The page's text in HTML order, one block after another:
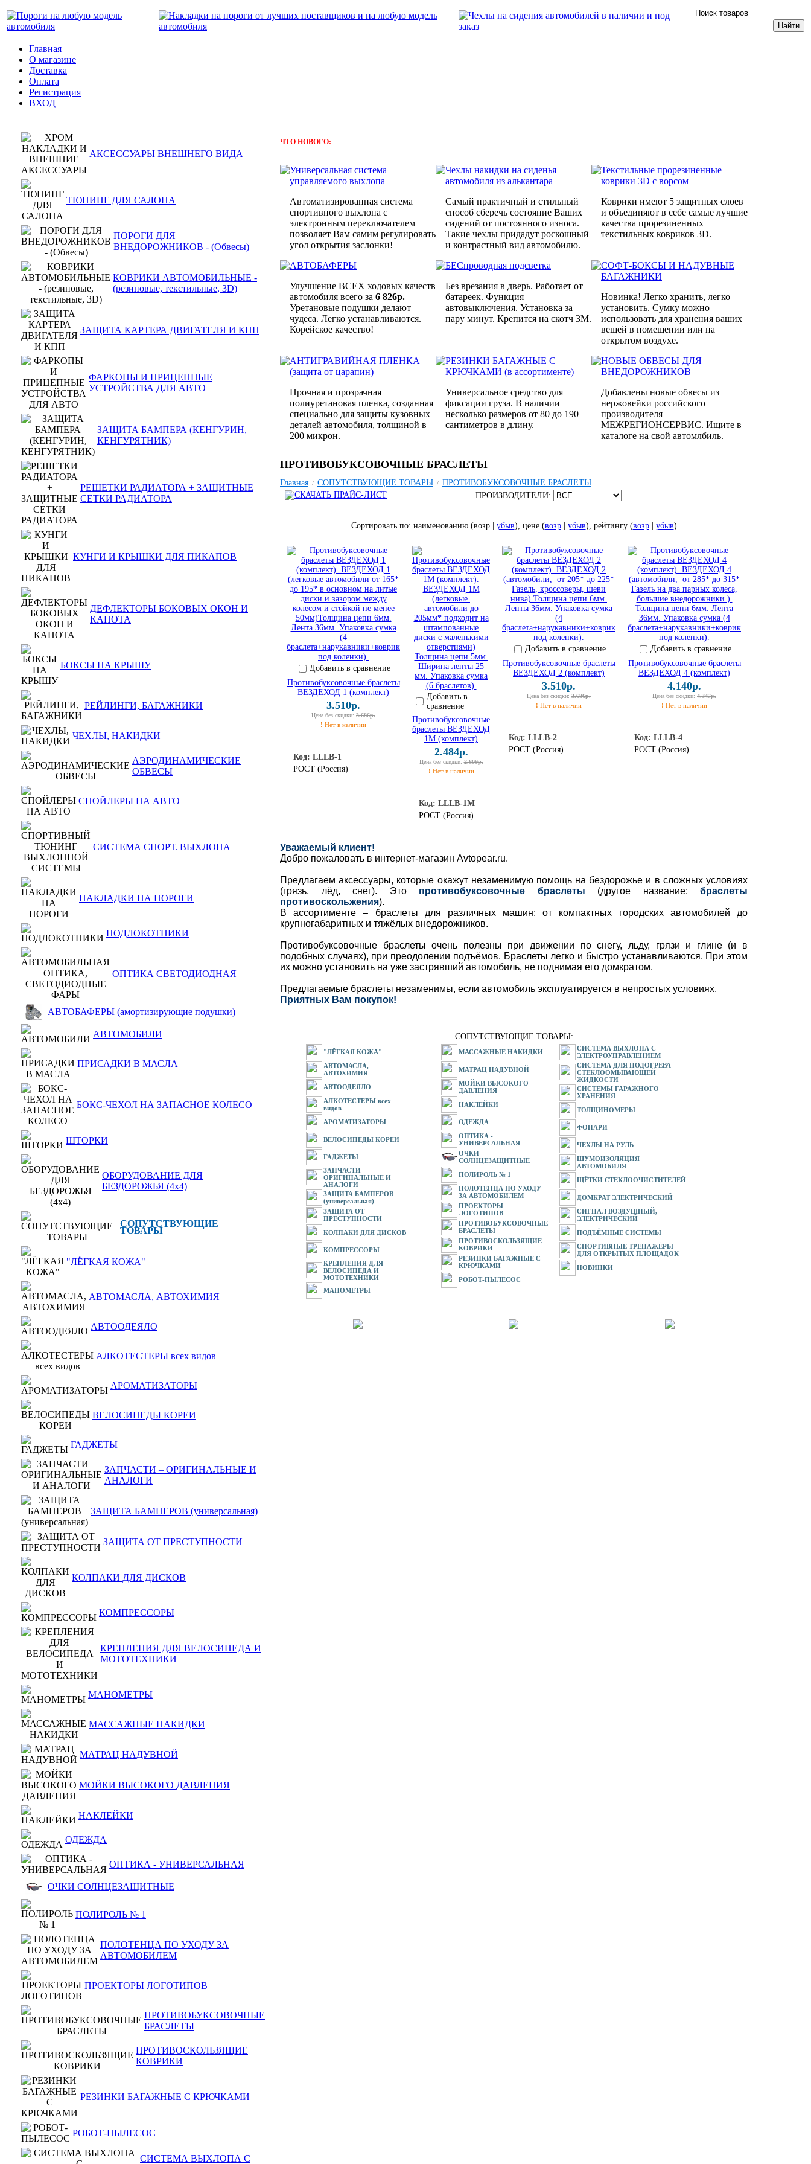
Главная
О магазине
Доставка
Оплата
Регистрация
ВХОД
АКСЕССУАРЫ ВНЕШНЕГО ВИДА
ТЮНИНГ ДЛЯ САЛОНА
ПОРОГИ ДЛЯ
ВНЕДОРОЖНИКОВ - (Обвесы)
КОВРИКИ АВТОМОБИЛЬНЫЕ -
(резиновые, текстильные, 3D)
ЗАЩИТА КАРТЕРА ДВИГАТЕЛЯ И КПП
ФАРКОПЫ И ПРИЦЕПНЫЕ
УСТРОЙСТВА ДЛЯ АВТО
ЗАЩИТА БАМПЕРА (КЕНГУРИН,
КЕНГУРЯТНИК)
РЕШЕТКИ РАДИАТОРА + ЗАЩИТНЫЕ
СЕТКИ РАДИАТОРА
КУНГИ И КРЫШКИ ДЛЯ ПИКАПОВ
ДЕФЛЕКТОРЫ БОКОВЫХ ОКОН И
КАПОТА
БОКСЫ НА КРЫШУ
РЕЙЛИНГИ, БАГАЖНИКИ
ЧЕХЛЫ, НАКИДКИ
АЭРОДИНАМИЧЕСКИЕ
ОБВЕСЫ
СПОЙЛЕРЫ НА АВТО
СИСТЕМА СПОРТ. ВЫХЛОПА
НАКЛАДКИ НА ПОРОГИ
ПОДЛОКОТНИКИ
ОПТИКА СВЕТОДИОДНАЯ
АВТОБАФЕРЫ (амортизирующие подушки)
АВТОМОБИЛИ
ПРИСАДКИ В МАСЛА
БОКС-ЧЕХОЛ НА ЗАПАСНОЕ КОЛЕСО
ШТОРКИ
ОБОРУДОВАНИЕ ДЛЯ
БЕЗДОРОЖЬЯ (4x4)
СОПУТСТВУЮЩИЕ
ТОВАРЫ
"ЛЁГКАЯ КОЖА"
АВТОМАСЛА, АВТОХИМИЯ
АВТООДЕЯЛО
АЛКОТЕСТЕРЫ всех видов
АРОМАТИЗАТОРЫ
ВЕЛОСИПЕДЫ КОРЕИ
ГАДЖЕТЫ
ЗАПЧАСТИ – ОРИГИНАЛЬНЫЕ И
АНАЛОГИ
ЗАЩИТА БАМПЕРОВ (универсальная)
ЗАЩИТА ОТ ПРЕСТУПНОСТИ
КОЛПАКИ ДЛЯ ДИСКОВ
КОМПРЕССОРЫ
КРЕПЛЕНИЯ ДЛЯ ВЕЛОСИПЕДА И
МОТОТЕХНИКИ
МАНОМЕТРЫ
МАССАЖНЫЕ НАКИДКИ
МАТРАЦ НАДУВНОЙ
МОЙКИ ВЫСОКОГО ДАВЛЕНИЯ
НАКЛЕЙКИ
ОДЕЖДА
ОПТИКА - УНИВЕРСАЛЬНАЯ
ОЧКИ СОЛНЦЕЗАЩИТНЫЕ
ПОЛИРОЛЬ № 1
ПОЛОТЕНЦА ПО УХОДУ ЗА
АВТОМОБИЛЕМ
ПРОЕКТОРЫ ЛОГОТИПОВ
ПРОТИВОБУКСОВОЧНЫЕ
БРАСЛЕТЫ
ПРОТИВОСКОЛЬЗЯЩИЕ
КОВРИКИ
РЕЗИНКИ БАГАЖНЫЕ С КРЮЧКАМИ
РОБОТ-ПЫЛЕСОС
СИСТЕМА ВЫХЛОПА С
ЧТО НОВОГО:
Универсальная система
управляемого выхлопа
Автоматизированная система
спортивного выхлопа с
электронным переключателем
позволяет Вам самим регулировать
угол открытия заслонки!
Чехлы накидки на сиденья
автомобиля из алькантара
Самый практичный и стильный
способ сберечь состояние Ваших
сидений от постоянного износа.
Такие чехлы придадут роскошный
и контрастный вид автомобилю.
Текстильные прорезиненные
коврики 3D с ворсом
Коврики имеют 5 защитных слоев
и объединяют в себе самые лучшие
качества прорезиненных
текстильных ковриков 3D.
АВТОБАФЕРЫ
Улучшение ВСЕХ ходовых качеств
автомобиля всего за 6 826р.
Уретановые подушки делают
чудеса. Легко устанавливаются.
Корейское качество!
БЕСпроводная подсветка
Без врезания в дверь. Работает от
батареек. Функция
автовыключения. Установка за
пару минут. Крепится на скотч 3M.
СОФТ-БОКСЫ И НАДУВНЫЕ
БАГАЖНИКИ
Новинка! Легко хранить, легко
установить. Сумку можно
использовать для хранения ваших
вещей в помещении или на
открытом воздухе.
АНТИГРАВИЙНАЯ ПЛЕНКА
(защита от царапин)
Прочная и прозрачная
полиуретановая пленка, созданная
специально для защиты кузовных
деталей автомобиля, толщиной в
200 микрон.
РЕЗИНКИ БАГАЖНЫЕ С
КРЮЧКАМИ (в ассортименте)
Универсальное средство для
фиксации груза. В наличии
несколько размеров от 80 до 190
сантиметров в длину.
НОВЫЕ ОБВЕСЫ ДЛЯ
ВНЕДОРОЖНИКОВ
Добавлены новые обвесы из
нержовейки российского
производителя
МЕЖРЕГИОНСЕРВИС. Ищите в
каталоге на свой автомлбиль.
ПРОТИВОБУКСОВОЧНЫЕ БРАСЛЕТЫ
Главная / СОПУТСТВУЮЩИЕ ТОВАРЫ / ПРОТИВОБУКСОВОЧНЫЕ БРАСЛЕТЫ
ПРОИЗВОДИТЕЛИ:
Сортировать по: наименованию (возр | убыв), цене (возр| убыв), рейтингу (возр| убыв)
Добавить в сравнение
Противобуксовочные браслеты
ВЕЗДЕХОД 1 (комплект)
3.510р.
Цена без скидки: 3.686р.
! Нет в наличии
Код: LLLВ-1
РОСТ (Россия)
Добавить в
сравнение
Противобуксовочные
браслеты ВЕЗДЕХОД
1М (комплект)
2.484р.
Цена без скидки:2.609р.
! Нет в наличии
Код: LLLВ-1М
РОСТ (Россия)
Добавить в сравнение
Противобуксовочные браслеты
ВЕЗДЕХОД 2 (комплект)
3.510р.
Цена без скидки: 3.686р.
! Нет в наличии
Код: LLLB-2
РОСТ (Россия)
Добавить в сравнение
Противобуксовочные браслеты
ВЕЗДЕХОД 4 (комплект)
4.140р.
Цена без скидки: 4.347р.
! Нет в наличии
Код: LLLВ-4
РОСТ (Россия)
Уважаемый клиент!
Добро пожаловать в интернет-магазин Avtopear.ru.
Предлагаем аксессуары, которые окажут незаменимую помощь на бездорожье и в сложных условиях
(грязь, лёд, снег). Это противобуксовочные браслеты (другое название: браслеты
противоскольжения).
В ассортименте – браслеты для различных машин: от компактных городских автомобилей до
крупногабаритных и тяжёлых внедорожников.
Противобуксовочные браслеты очень полезны при движении по снегу, льду, грязи и глине (и в
подобных случаях), при преодолении подъёмов. Браслеты легко и быстро устанавливаются. При этом
их можно установить на уже застрявший автомобиль, не поднимая его домкратом.
Предлагаемые браслеты незаменимы, если автомобиль эксплуатируется в непростых условиях.
Приятных Вам покупок!
СОПУТСТВУЮЩИЕ ТОВАРЫ:
"ЛЁГКАЯ КОЖА"
АВТОМАСЛА,
АВТОХИМИЯ
АВТООДЕЯЛО
АЛКОТЕСТЕРЫ всех
видов
АРОМАТИЗАТОРЫ
ВЕЛОСИПЕДЫ КОРЕИ
ГАДЖЕТЫ
ЗАПЧАСТИ –
ОРИГИНАЛЬНЫЕ И
АНАЛОГИ
ЗАЩИТА БАМПЕРОВ
(универсальная)
ЗАЩИТА ОТ
ПРЕСТУПНОСТИ
КОЛПАКИ ДЛЯ ДИСКОВ
КОМПРЕССОРЫ
КРЕПЛЕНИЯ ДЛЯ
ВЕЛОСИПЕДА И
МОТОТЕХНИКИ
МАНОМЕТРЫ
МАССАЖНЫЕ НАКИДКИ
МАТРАЦ НАДУВНОЙ
МОЙКИ ВЫСОКОГО
ДАВЛЕНИЯ
НАКЛЕЙКИ
ОДЕЖДА
ОПТИКА -
УНИВЕРСАЛЬНАЯ
ОЧКИ
СОЛНЦЕЗАЩИТНЫЕ
ПОЛИРОЛЬ № 1
ПОЛОТЕНЦА ПО УХОДУ
ЗА АВТОМОБИЛЕМ
ПРОЕКТОРЫ
ЛОГОТИПОВ
ПРОТИВОБУКСОВОЧНЫЕ
БРАСЛЕТЫ
ПРОТИВОСКОЛЬЗЯЩИЕ
КОВРИКИ
РЕЗИНКИ БАГАЖНЫЕ С
КРЮЧКАМИ
РОБОТ-ПЫЛЕСОС
СИСТЕМА ВЫХЛОПА С
ЭЛЕКТРОУПРАВЛЕНИЕМ
СИСТЕМА ДЛЯ ПОДОГРЕВА
СТЕКЛООМЫВАЮЩЕЙ
ЖИДКОСТИ
СИСТЕМЫ ГАРАЖНОГО
ХРАНЕНИЯ
ТОЛЩИНОМЕРЫ
ФОНАРИ
ЧЕХЛЫ НА РУЛЬ
ШУМОИЗОЛЯЦИЯ
АВТОМОБИЛЯ
ЩЁТКИ СТЕКЛООЧИСТИТЕЛЕЙ
ДОМКРАТ ЭЛЕКТРИЧЕСКИЙ
СИГНАЛ ВОЗДУШНЫЙ,
ЭЛЕКТРИЧЕСКИЙ
ПОДЪЁМНЫЕ СИСТЕМЫ
СПОРТИВНЫЕ ТРЕНАЖЁРЫ
ДЛЯ ОТКРЫТЫХ ПЛОЩАДОК
НОВИНКИ